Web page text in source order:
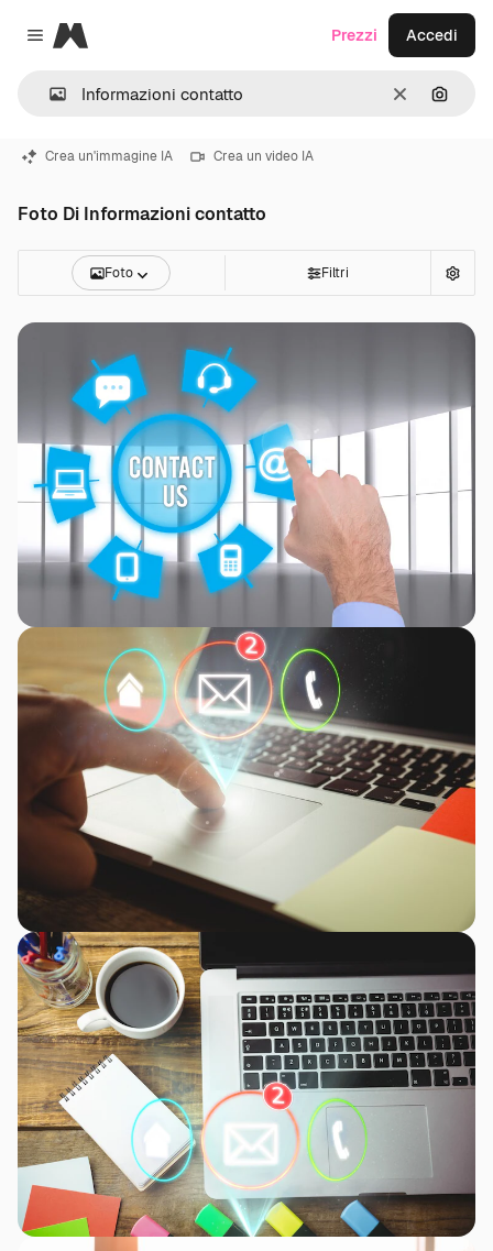
Close menu
Magnific
CancellaCerca
Prezzi Accedi
Crea un'immagine IA Crea un video IA
Foto Di Informazioni contatto
Foto Filtri